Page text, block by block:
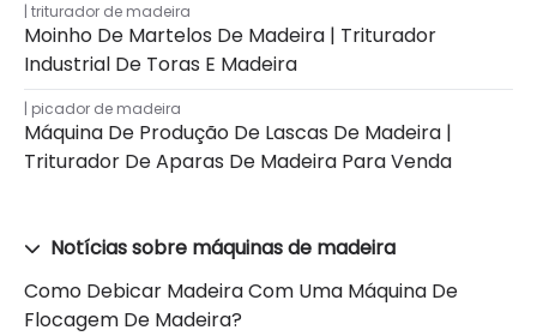
triturador de madeira
Moinho De Martelos De Madeira | Triturador
Industrial De Toras E Madeira
picador de madeira
Máquina De Produção De Lascas De Madeira |
Triturador De Aparas De Madeira Para Venda
Notícias sobre máquinas de madeira
Como Debicar Madeira Com Uma Máquina De
Flocagem De Madeira?